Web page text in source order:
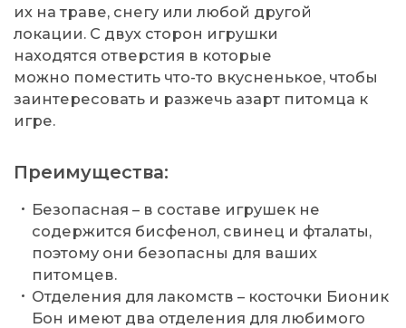
их на траве, снегу или любой другой
локации. С двух сторон игрушки
находятся отверстия в которые
можно поместить что-то вкусненькое, чтобы
заинтересовать и разжечь азарт питомца к
игре.
Преимущества:
Безопасная – в составе игрушек не
содержится бисфенол, свинец и фталаты,
поэтому они безопасны для ваших
питомцев.
Отделения для лакомств – косточки Бионик
Бон имеют два отделения для любимого